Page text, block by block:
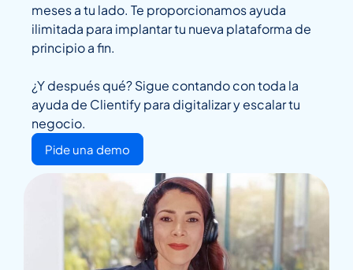
meses a tu lado. Te proporcionamos ayuda
ilimitada para implantar tu nueva plataforma de
principio a fin.
¿Y después qué? Sigue contando con toda la
ayuda de Clientify para digitalizar y escalar tu
negocio.
Pide una demo